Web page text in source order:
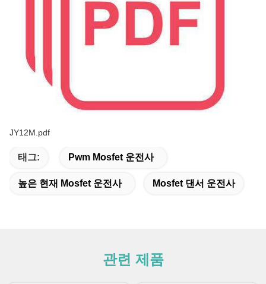
JY12M.pdf
태그: Pwm Mosfet 운전사
높은 현재 Mosfet 운전사 Mosfet 댄서 운전사
관련 제품